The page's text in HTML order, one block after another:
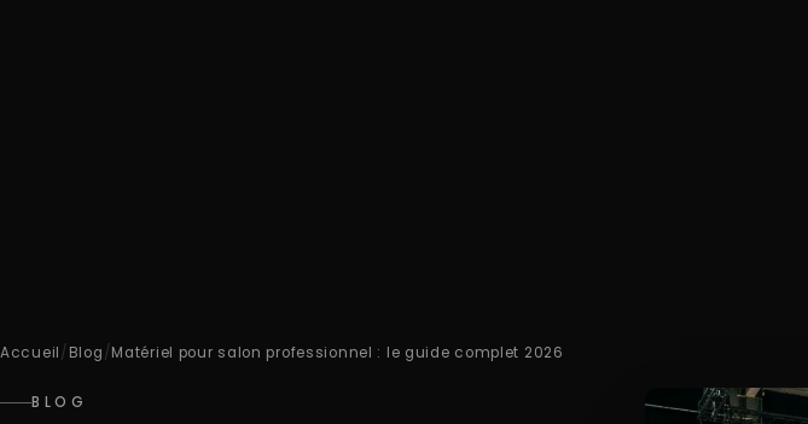
Accueil/ Blog/Matériel pour salon professionnel : le guide complet 2026
BLOG